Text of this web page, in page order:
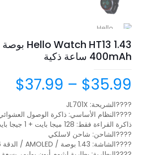
400mAh ساعة ذكية
$35.99
–
$37.99
????الشريحة: JL701X
ذاكرة القراءة فقط: 128 ميجا بايت + 1 جيجا بايت
????الشاحن: شاحن لاسلكي
????الشاشة: 1.43 بوصة / AMOLED / الدقة 466×466